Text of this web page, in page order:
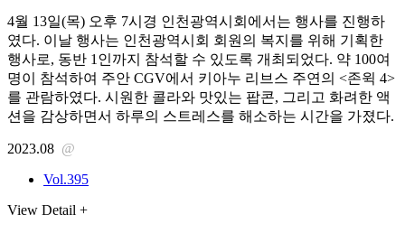
4월 13일(목) 오후 7시경 인천광역시회에서는 행사를 진행하
였다. 이날 행사는 인천광역시회 회원의 복지를 위해 기획한
행사로, 동반 1인까지 참석할 수 있도록 개최되었다. 약 100여
명이 참석하여 주안 CGV에서 키아누 리브스 주연의 <존윅 4>
를 관람하였다. 시원한 콜라와 맛있는 팝콘, 그리고 화려한 액
션을 감상하면서 하루의 스트레스를 해소하는 시간을 가졌다.
2023.08 @
Vol.395
View Detail +